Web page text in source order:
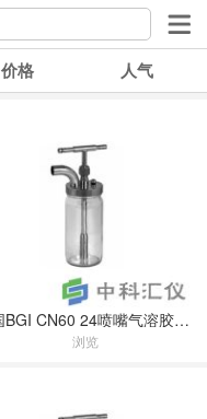
价格 人气
美国BGI CN60 24喷嘴气溶胶发生器喷雾器(科里森雾化器)
浏览